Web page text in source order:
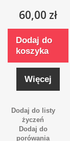
60,00 zł
Dodaj do
koszyka
Więcej
Dodaj do listy
życzeń
Dodaj do
porówania